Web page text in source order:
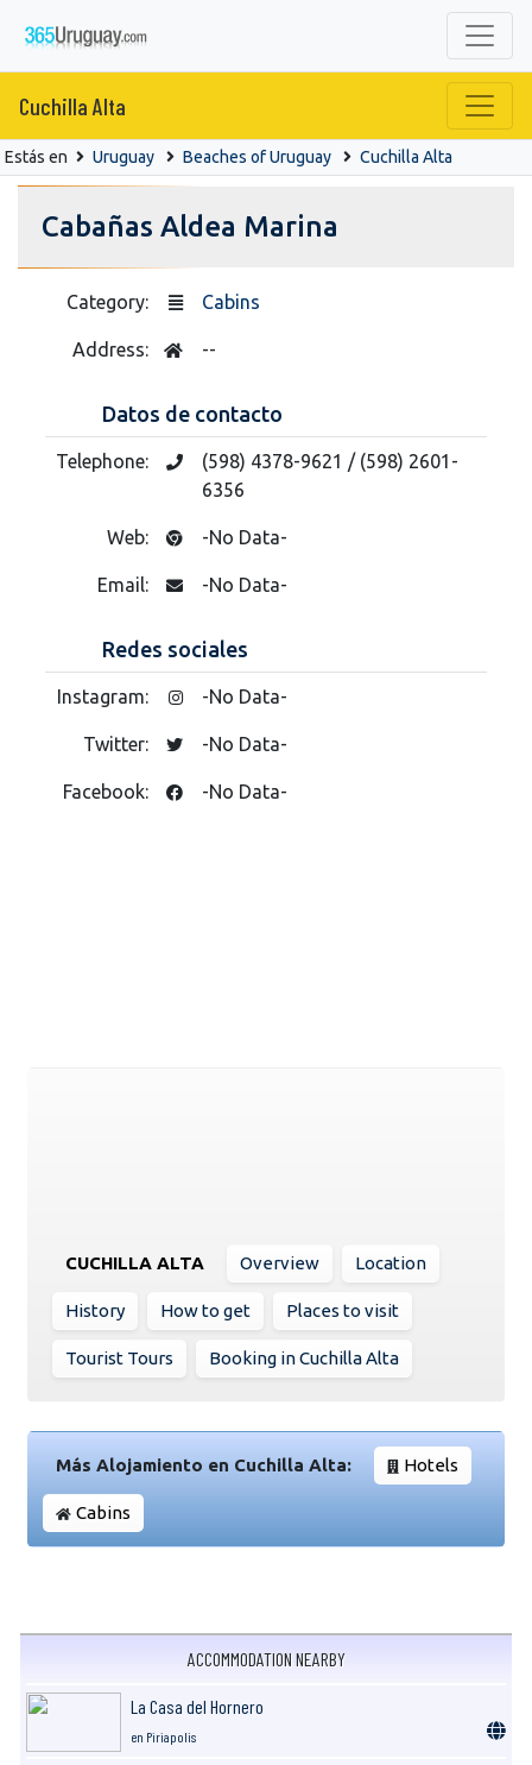
Cuchilla Alta
Estás en Uruguay Beaches of Uruguay Cuchilla Alta
Cabañas Aldea Marina
Category: Cabins
Address: --
Datos de contacto
Telephone:
(598) 4378-9621 / (598) 2601-
6356
Web: -No Data-
Email: -No Data-
Redes sociales
Instagram: -No Data-
Twitter: -No Data-
Facebook: -No Data-
CUCHILLA ALTA Overview Location
History How to get Places to visit
Tourist Tours Booking in Cuchilla Alta
Más Alojamiento en Cuchilla Alta: Hotels
Cabins
ACCOMMODATION NEARBY
La Casa del Hornero
en Piriapolis